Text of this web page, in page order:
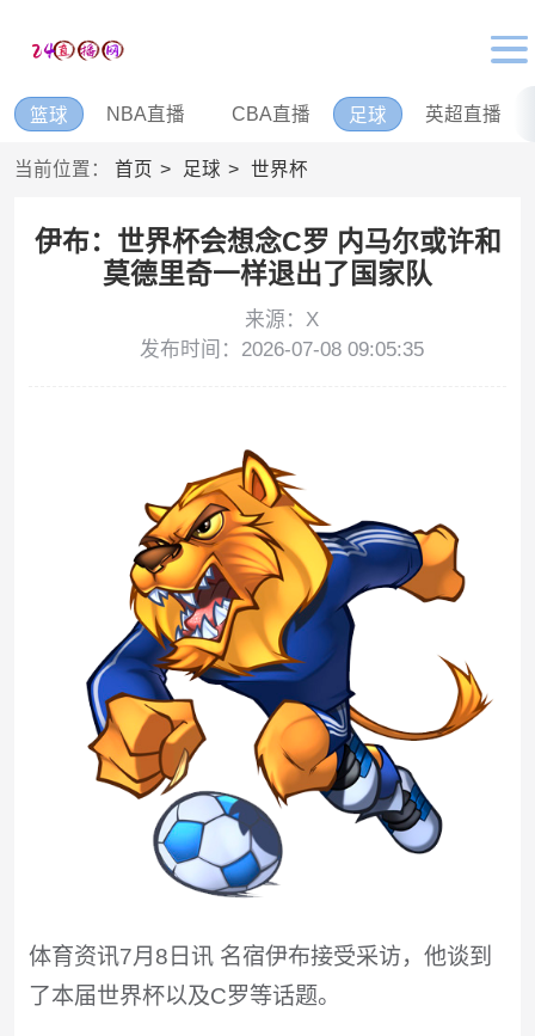
篮球 NBA直播 CBA直播 足球 英超直播
当前位置： 首页 足球 世界杯
伊布：世界杯会想念C罗 内马尔或许和
莫德里奇一样退出了国家队
来源：X
发布时间：2026-07-08 09:05:35
体育资讯7月8日讯 名宿伊布接受采访，他谈到
了本届世界杯以及C罗等话题。